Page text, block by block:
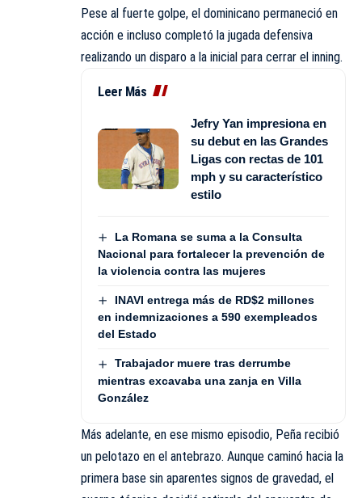
Pese al fuerte golpe, el dominicano permaneció en
acción e incluso completó la jugada defensiva
realizando un disparo a la inicial para cerrar el inning.
Leer Más
Jefry Yan impresiona en
su debut en las Grandes
Ligas con rectas de 101
mph y su característico
estilo
La Romana se suma a la Consulta
Nacional para fortalecer la prevención de
la violencia contra las mujeres
INAVI entrega más de RD$2 millones
en indemnizaciones a 590 exempleados
del Estado
Trabajador muere tras derrumbe
mientras excavaba una zanja en Villa
González
Más adelante, en ese mismo episodio, Peña recibió
un pelotazo en el antebrazo. Aunque caminó hacia la
primera base sin aparentes signos de gravedad, el